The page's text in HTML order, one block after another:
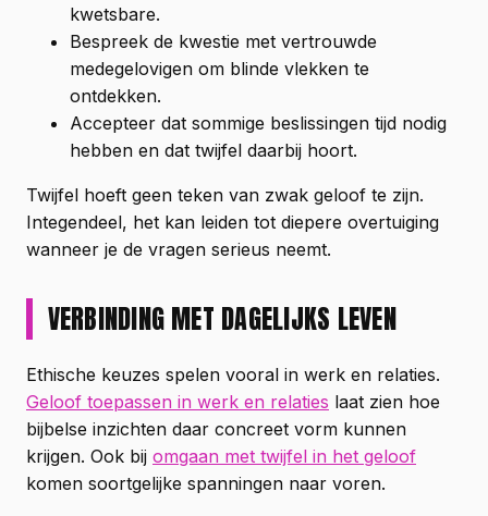
kwetsbare.
Bespreek de kwestie met vertrouwde
medegelovigen om blinde vlekken te
ontdekken.
Accepteer dat sommige beslissingen tijd nodig
hebben en dat twijfel daarbij hoort.
Twijfel hoeft geen teken van zwak geloof te zijn.
Integendeel, het kan leiden tot diepere overtuiging
wanneer je de vragen serieus neemt.
VERBINDING MET DAGELIJKS LEVEN
Ethische keuzes spelen vooral in werk en relaties.
Geloof toepassen in werk en relaties laat zien hoe
bijbelse inzichten daar concreet vorm kunnen
krijgen. Ook bij omgaan met twijfel in het geloof
komen soortgelijke spanningen naar voren.